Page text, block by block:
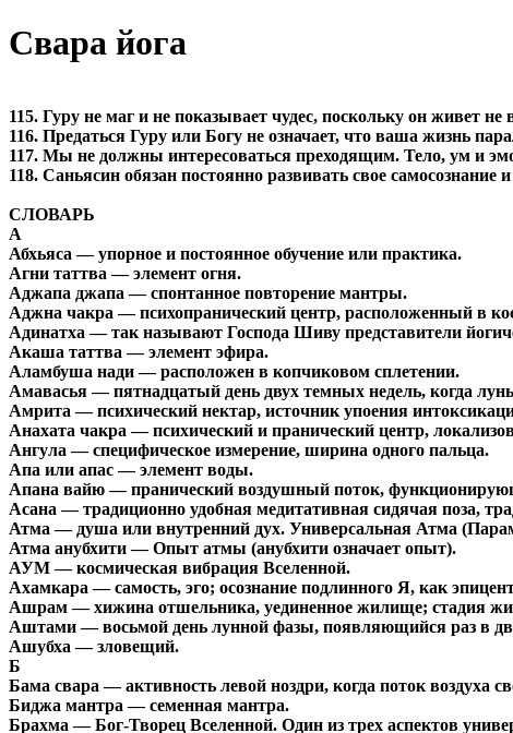
Свара йога
115. Гуру не маг и не показывает чудес, поскольку он живет
116. Предаться Гуру или Богу не означает, что ваша жизнь
117. Мы не должны интересоваться преходящим. Тело, ум и
118. Саньясин обязан постоянно развивать свое
СЛОВАРЬ
А
Абхьяса — упорное и постоянное обучение или практика.
Агни таттва — элемент огня.
Аджапа джапа — спонтанное повторение мантры.
Аджна чакра — психопранический центр, расположенный в
Адинатха — так называют Господа Шиву представители
Акаша таттва — элемент эфира.
Аламбуша нади — расположен в копчиковом сплетении.
Амавасья — пятнадцатый день двух темных недель, когда
Амрита — психический нектар, источник упоения
Анахата чакра — психический и пранический центр,
Ангула — специфическое измерение, ширина одного пальца.
Апа или апас — элемент воды.
Апана вайю — пранический воздушный поток,
Асана — традиционно удобная медитативная сидячая поза,
Атма — душа или внутренний дух. Универсальная Атма
Атма анубхити — Опыт атмы (анубхити означает опыт).
АУМ — космическая вибрация Вселенной.
Ахамкара — самость, эго; осознание подлинного Я, как
Ашрам — хижина отшельника, уединенное жилище; стадия
Аштами — восьмой день лунной фазы, появляющийся раз в
Ашубха — зловещий.
Б
Бама свара — активность левой ноздри, когда поток воздуха
Биджа мантра — семенная мантра.
Брахма — Бог-Творец Вселенной. Один из трех аспектов